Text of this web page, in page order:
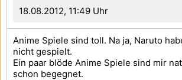
18.08.2012, 11:49 Uhr
Anime Spiele sind toll. Na ja, Naruto
nicht gespielt.
Ein paar blöde Anime Spiele sind mir
schon begegnet.